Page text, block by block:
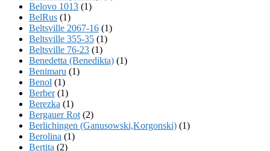
Belovo 1013 (1)
BelRus (1)
Beltsville 2067-16 (1)
Beltsville 355-35 (1)
Beltsville 76-23 (1)
Benedetta (Benedikta) (1)
Benimaru (1)
Benol (1)
Berber(1)
Berezka (1)
Bergauer Rot (2)
Berlichingen (Ganusowski,Korgonski) (1)
Berolina (1)
Bertita (2)